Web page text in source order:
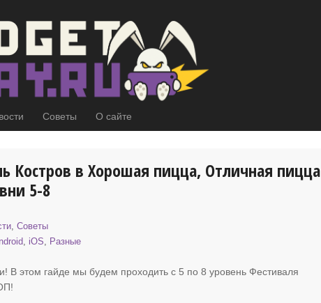
Советы О сайте
Костров в Хорошая пицца, Отличная пицца
5-8
,Советы
, iOS, Разные
В этом гайде мы будем проходить с 5 по 8 уровень Фестиваля
!